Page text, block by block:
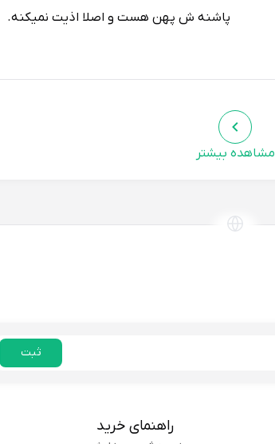
پاشنه ش پهن هست و اصلا اذیت نمیکنه.
مشاهده بیشتر
ثبت
راهنمای خرید